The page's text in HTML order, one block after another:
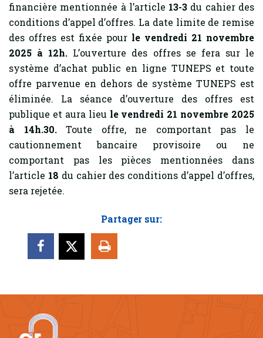
financière mentionnée à l’article 13-3 du cahier des
conditions d’appel d’offres. La date limite de remise
des offres est fixée pour le vendredi 21 novembre
2025 à 12h. L’ouverture des offres se fera sur le
système d’achat public en ligne TUNEPS et toute
offre parvenue en dehors de système TUNEPS est
éliminée. La séance d’ouverture des offres est
publique et aura lieu le vendredi 21 novembre 2025
à 14h.30.Toute offre, ne comportant pas le
cautionnement bancaire provisoire ou ne
comportant pas les pièces mentionnées dans
l’article 18 du cahier des conditions d’appel d’offres,
sera rejetée.
Partager sur: